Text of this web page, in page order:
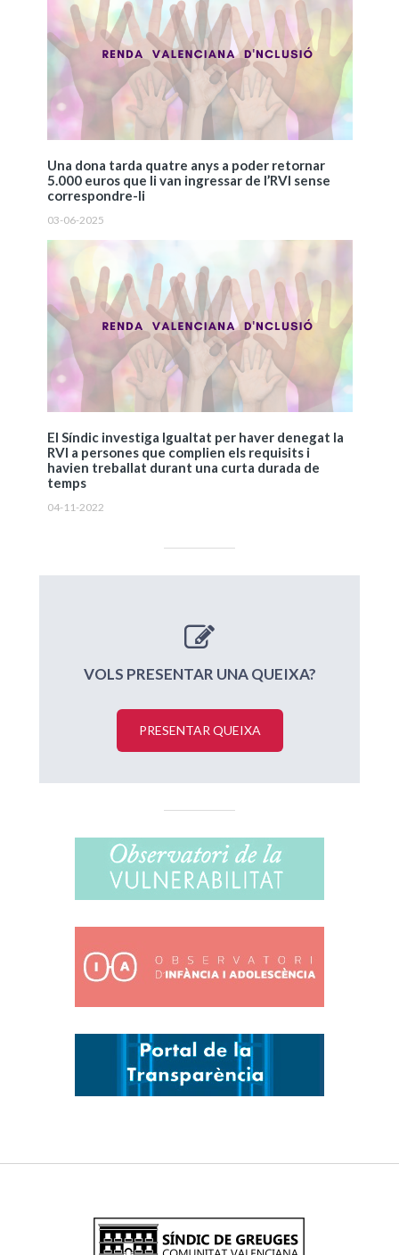
Una dona tarda quatre anys a poder retornar
5.000 euros que li van ingressar de l’RVI sense
correspondre-li
03-06-2025
El Síndic investiga Igualtat per haver denegat la
RVI a persones que complien els requisits i
havien treballat durant una curta durada de
temps
04-11-2022
VOLS PRESENTAR UNA QUEIXA?
PRESENTAR QUEIXA